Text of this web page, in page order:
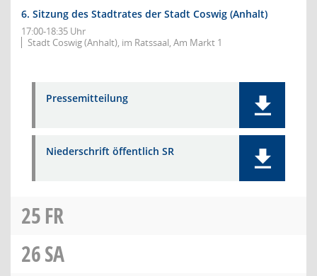
6. Sitzung des Stadtrates der Stadt Coswig (Anhalt)
17:00-18:35 Uhr
Stadt Coswig (Anhalt), im Ratssaal, Am Markt 1
Pressemitteilung
Niederschrift öffentlich SR
25FR
26SA